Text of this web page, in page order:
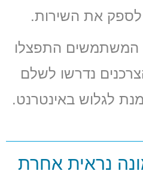
את השירות.
המשתמשים התפצלו
נדרשו לשלם
לגלוש באינטרנט.
נראית אחרת